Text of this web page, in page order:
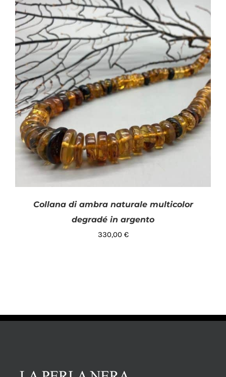
AGGIUNGI AL CARRELLO / DETTAGLI
Collana di ambra naturale multicolor
degradé in argento
330,00 €